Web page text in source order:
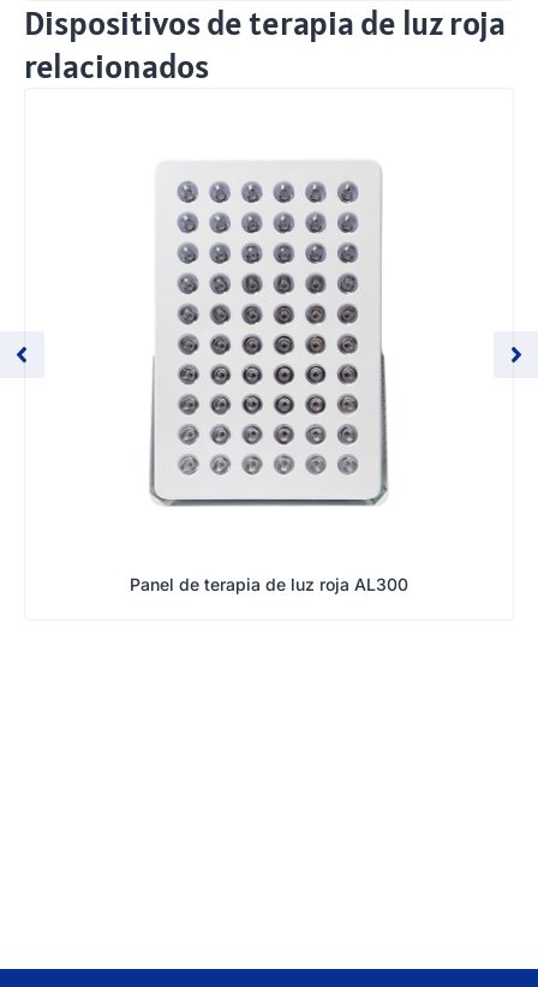
Dispositivos de terapia de luz roja
relacionados
Panel de terapia de luz roja AL300